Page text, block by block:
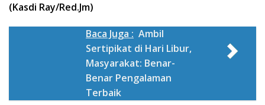
(Kasdi Ray/Red.Jm)
Baca Juga : Ambil
Sertipikat di Hari Libur,
Masyarakat: Benar-
Benar Pengalaman
Terbaik